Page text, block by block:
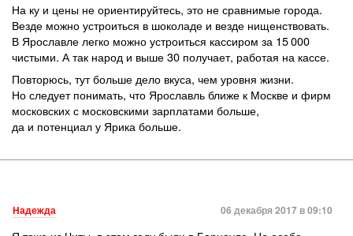
На ку и цены не ориентируйтесь, это не сравнимые города.
Везде можно устроиться в шоколаде и везде нищенствовать.
В Ярославле легко можно устроиться кассиром за 15 000
чистыми. А так народ и выше 30 получает, работая на кассе.
Повторюсь, тут больше дело вкуса, чем уровня жизни.
Но следует понимать, что Ярославль ближе к Москве и фирм
московских с московскими зарплатами больше,
да и потенциал у Ярика больше.
Надежда 06 декабря 2017 в 09:10